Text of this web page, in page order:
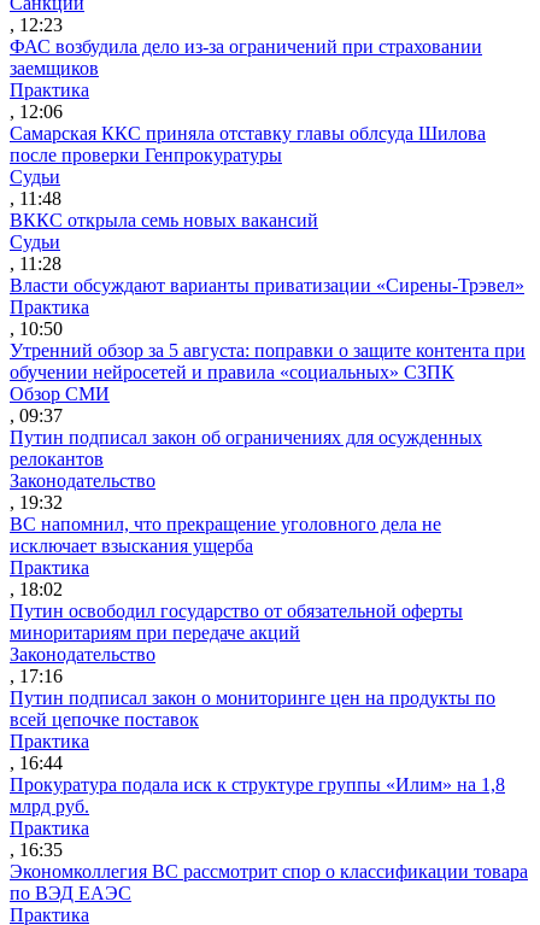
, 12:23
ФАС возбудила дело из-за ограничений при страховании
заемщиков
Практика
, 12:06
Самарская ККС приняла отставку главы облсуда Шилова
после проверки Генпрокуратуры
Судьи
, 11:48
ВККС открыла семь новых вакансий
Судьи
, 11:28
Власти обсуждают варианты приватизации «Сирены-Трэвел»
Практика
, 10:50
Утренний обзор за 5 августа: поправки о защите контента при
обучении нейросетей и правила «социальных» СЗПК
Обзор СМИ
, 09:37
Путин подписал закон об ограничениях для осужденных
релокантов
Законодательство
, 19:32
ВС напомнил, что прекращение уголовного дела не
исключает взыскания ущерба
Практика
, 18:02
Путин освободил государство от обязательной оферты
миноритариям при передаче акций
Законодательство
, 17:16
Путин подписал закон о мониторинге цен на продукты по
всей цепочке поставок
Практика
, 16:44
Прокуратура подала иск к структуре группы «Илим» на 1,8
млрд руб.
Практика
, 16:35
Экономколлегия ВС рассмотрит спор о классификации товара
по ВЭД ЕАЭС
Практика